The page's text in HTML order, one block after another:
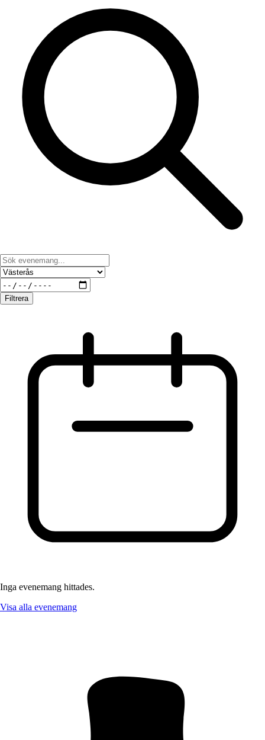
Filtrera
Inga evenemang hittades.
Visa alla evenemang